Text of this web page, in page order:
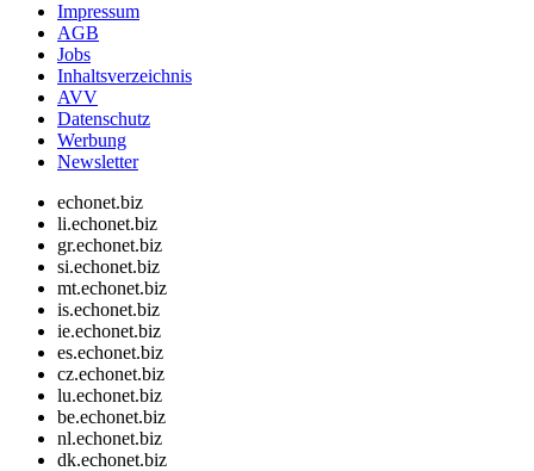
Impressum
AGB
Jobs
Inhaltsverzeichnis
AVV
Datenschutz
Werbung
Newsletter
echonet.biz
li.echonet.biz
gr.echonet.biz
si.echonet.biz
mt.echonet.biz
is.echonet.biz
ie.echonet.biz
es.echonet.biz
cz.echonet.biz
lu.echonet.biz
be.echonet.biz
nl.echonet.biz
dk.echonet.biz